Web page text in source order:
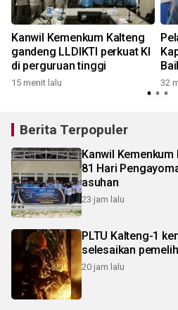
Kanwil Kemenkum Kalteng
gandeng LLDIKTI perkuat KI
di perguruan tinggi
15 menit lalu 32
Berita Terpopuler
Kanwil
81 Hari
asuhan
23 jam lalu
PLTU Kalteng-1
selesaikan
20 jam lalu